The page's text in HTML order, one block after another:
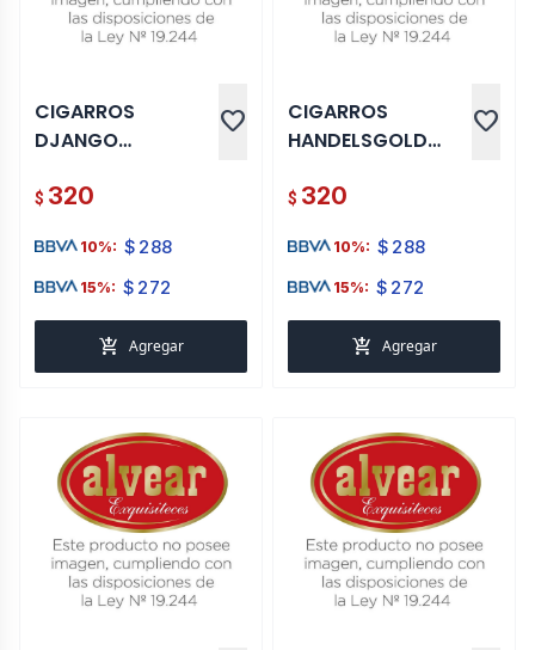
CIGARROS
DJANGO
CEREZA TIP 5 UNI
favorite
$ 320
10%: $ 288
15%: $ 272
add_shopping_cart Agregar
CIGARROS
HANDELSGOLD
UNI
favorite
$ 320
10%: $ 288
15%: $ 272
add_shopping_cart Agregar